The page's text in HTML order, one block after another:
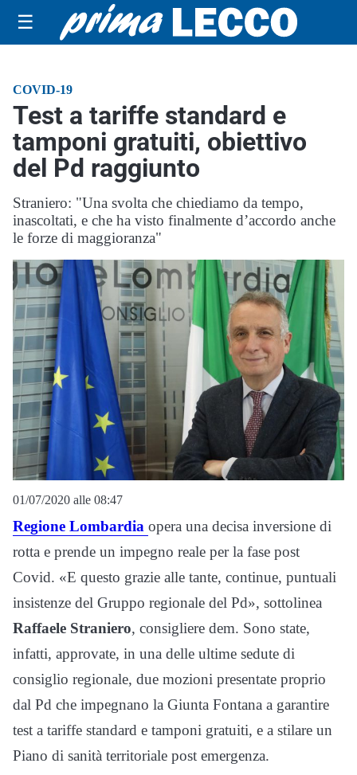
☰
COVID-19
Test a tariffe standard e
tamponi gratuiti, obiettivo
del Pd raggiunto
Straniero: "Una svolta che chiediamo da tempo,
inascoltati, e che ha visto finalmente d’accordo anche
le forze di maggioranza"
01/07/2020 alle 08:47
Regione Lombardia opera una decisa inversione di
rotta e prende un impegno reale per la fase post
Covid. «E questo grazie alle tante, continue, puntuali
insistenze del Gruppo regionale del Pd», sottolinea
Raffaele Straniero, consigliere dem. Sono state,
infatti, approvate, in una delle ultime sedute di
consiglio regionale, due mozioni presentate proprio
dal Pd che impegnano la Giunta Fontana a garantire
test a tariffe standard e tamponi gratuiti, e a stilare un
Piano di sanità territoriale post emergenza.